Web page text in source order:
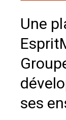
Une
ses